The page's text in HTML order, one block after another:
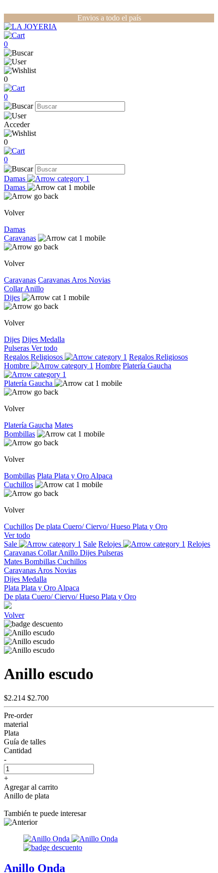
Envios a todo el país
0
0
0
Acceder
0
0
Damas
Damas
Volver
Damas
Caravanas
Volver
Caravanas Caravanas Aros Novias
CollarAnillo
Dijes
Volver
Dijes Dijes Medalla
Pulseras Ver todo
Regalos Religiosos
Regalos Religiosos
Hombre
Hombre Platería Gaucha
Platería Gaucha
Volver
Platería Gaucha Mates
Bombillas
Volver
Bombillas Plata Plata y Oro Alpaca
Cuchillos
Volver
Cuchillos De plata Cuero/ Ciervo/ Hueso Plata y Oro
Ver todo
Sale
Sale Relojes
Relojes
Caravanas CollarAnillo Dijes Pulseras
Mates Bombillas Cuchillos
Caravanas Aros Novias
Dijes Medalla
Plata Plata y Oro Alpaca
De plata Cuero/ Ciervo/ Hueso Plata y Oro
Volver
Anillo escudo
$2.214 $2.700
Pre-order
material
Plata
Guía de talles
Cantidad
-
+
Agregar al carrito
Anillo de plata
También te puede interesar
Anillo Onda